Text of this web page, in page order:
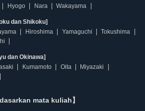
Hyogo Nara Wakayama
dan Shikoku]
Hiroshima Yamaguchi
Tokushima
dan Okinawa]
Kumamoto Oita
Miyazaki
mata kuliah】